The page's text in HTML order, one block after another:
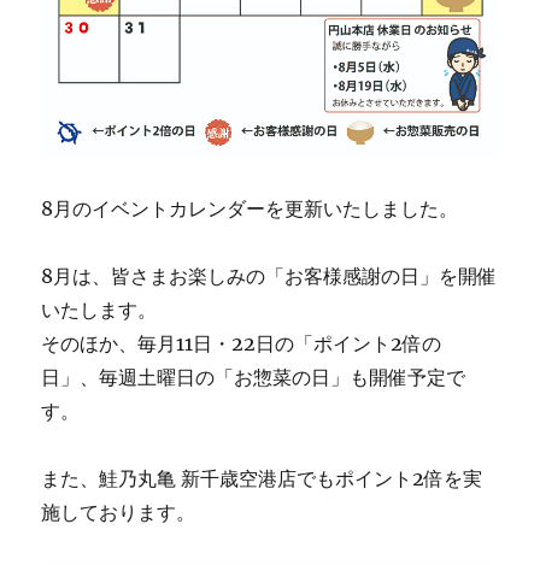
8月のイベントカレンダーを更新いたしました。
8月は、皆さまお楽しみの「お客様感謝の日」を開催
いたします。
そのほか、毎月11日・22日の「ポイント2倍の
日」、毎週土曜日の「お惣菜の日」も開催予定で
す。
また、鮭乃丸亀 新千歳空港店でもポイント2倍を実
施しております。